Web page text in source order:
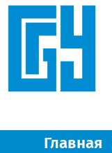
Главная